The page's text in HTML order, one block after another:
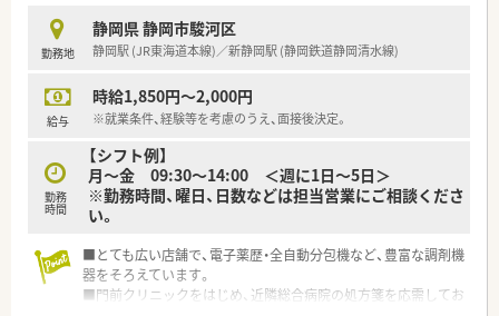
勤務地
静岡県 静岡市駿河区
静岡駅 (JR東海道本線)／新静岡駅 (静岡鉄道静岡清水線)
給与
時給1,850円～2,000円
※就業条件、経験等を考慮のうえ、面接後決定。
勤務
時間
【シフト例】
月～金 09:30～14:00 ＜週に1日～5日＞
※勤務時間、曜日、日数などは担当営業にご相談くださ
い。
■とても広い店舗で、電子薬歴・全自動分包機など、豊富な調剤機
器をそろえています。
■門前クリニックをはじめ、近隣総合病院の処方箋を応需してお